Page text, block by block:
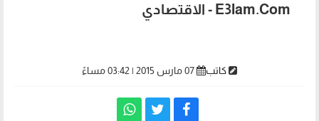
الاقتصادي‬‎ - E3lam.Com
كاتب